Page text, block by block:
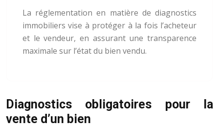
La réglementation en matière de diagnostics
immobiliers vise à protéger à la fois l’acheteur
et le vendeur, en assurant une transparence
maximale sur l’état du bien vendu.
Diagnostics obligatoires pour la
vente d’un bien